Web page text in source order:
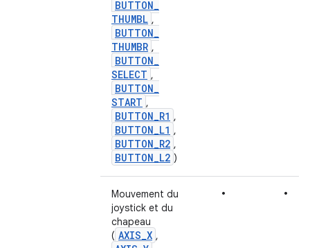
BUTTON_
THUMBL ,
BUTTON_
THUMBR ,
BUTTON_
SELECT ,
BUTTON_
START ,
BUTTON_R1 ,
BUTTON_L1 ,
BUTTON_R2 ,
BUTTON_L2 )
Mouvement du
joystick et du
chapeau
( AXIS_X ,
• •